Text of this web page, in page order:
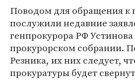
Поводом для обращения к
послужили недавние
генпрокурора РФ
прокурорском собрании.
Резника, их них следует,
прокуратуры будет